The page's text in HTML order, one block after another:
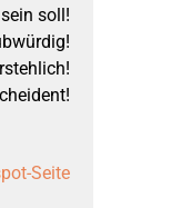
September 2011:
soll!